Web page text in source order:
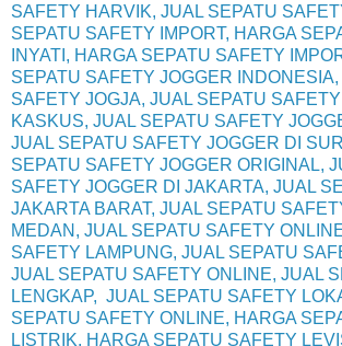
SAFETY HARVIK, JUAL SEPATU
SEPATU SAFETY IMPORT, HARGA
INYATI, HARGA SEPATU SAFETY
SEPATU SAFETY JOGGER
SAFETY JOGJA, JUAL SEPATU
KASKUS, JUAL SEPATU SAFETY
JUAL SEPATU SAFETY JOGGER DI
SEPATU SAFETY JOGGER ORIGINAL,
SAFETY JOGGER DI JAKARTA, JUAL
JAKARTA BARAT, JUAL SEPATU
MEDAN, JUAL SEPATU SAFETY
SAFETY LAMPUNG, JUAL SEPATU
JUAL SEPATU SAFETY ONLINE, JUAL
LENGKAP, JUAL SEPATU SAFETY
SEPATU SAFETY ONLINE, HARGA
LISTRIK, HARGA SEPATU SAFETY